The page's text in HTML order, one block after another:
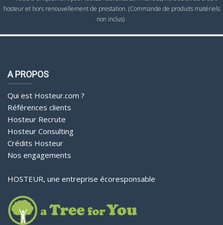
hosteur et hors renouvellement de prestation. (Commande de produits matériels
non inclus)
A PROPOS
Qui est Hosteur.com ?
Références clients
Hosteur Recrute
Hosteur Consulting
Crédits Hosteur
Nos engagements
HOSTEUR, une entreprise écoresponsable